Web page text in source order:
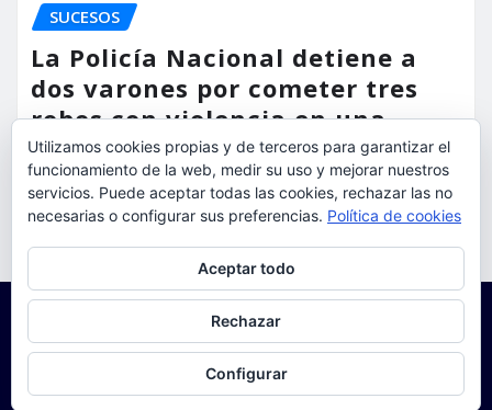
SUCESOS
La Policía Nacional detiene a
dos varones por cometer tres
robos con violencia en una
misma mañana
torrent al dia Ago 7, 2026
Utilizamos cookies propias y de terceros para garantizar el
funcionamiento de la web, medir su uso y mejorar nuestros
servicios. Puede aceptar todas las cookies, rechazar las no
necesarias o configurar sus preferencias. Política de cookies
Aceptar todo
Rechazar
Configurar
Para obtener más información, incluido cómo gestionar las cookies,